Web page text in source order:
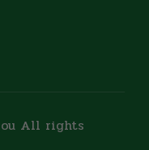
All rights